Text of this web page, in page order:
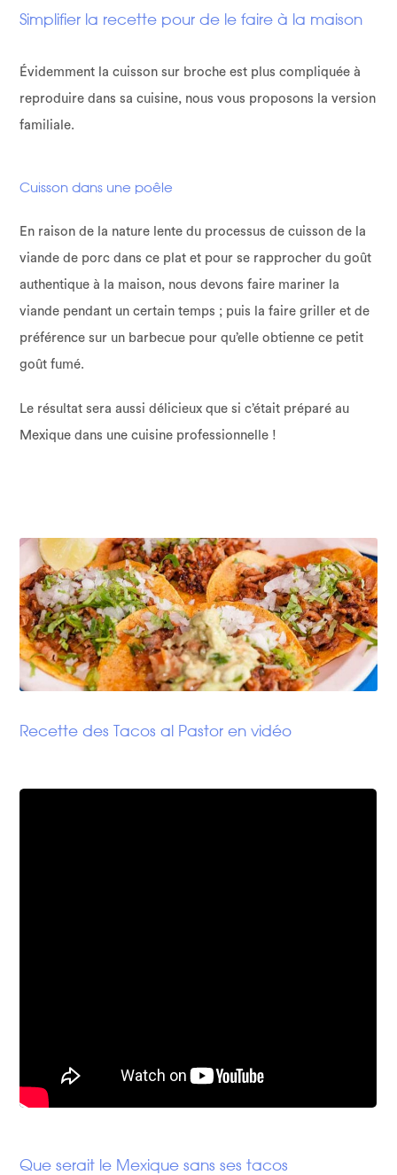
Simplifier la recette pour de le faire à la maison
Évidemment la cuisson sur broche est plus compliquée à
reproduire dans sa cuisine, nous vous proposons la version
familiale.
Cuisson dans une poêle
En raison de la nature lente du processus de cuisson de la
viande de porc dans ce plat et pour se rapprocher du goût
authentique à la maison, nous devons faire mariner la
viande pendant un certain temps ; puis la faire griller et de
préférence sur un barbecue pour qu’elle obtienne ce petit
goût fumé.
Le résultat sera aussi délicieux que si c’était préparé au
Mexique dans une cuisine professionnelle !
Recette des Tacos al Pastor en vidéo
Que serait le Mexique sans ses tacos